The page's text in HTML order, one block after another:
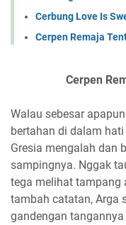
Cerbung Love Is
Cerpen Remaja
Cerpen
Walau sebesar
bertahan di dalam
Gresia mengalah dan
sampingnya. Nggak
tega melihat tampang
tambah catatan, Arga
gandengan